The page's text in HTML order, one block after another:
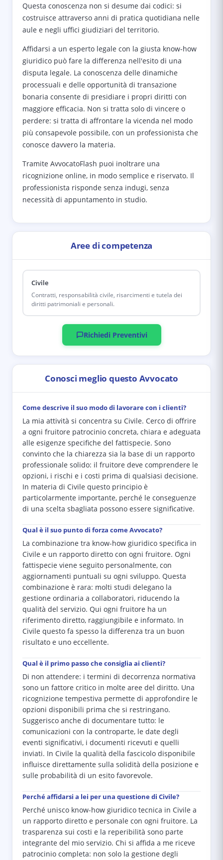
Questa conoscenza non si desume dai codici: si
costruisce attraverso anni di pratica quotidiana nelle
aule e negli uffici giudiziari del territorio.
Affidarsi a un esperto legale con la giusta know-how
giuridico può fare la differenza nell'esito di una
disputa legale. La conoscenza delle dinamiche
processuali e delle opportunità di transazione
bonaria consente di presidiare i propri diritti con
maggiore efficacia. Non si tratta solo di vincere o
perdere: si tratta di affrontare la vicenda nel modo
più consapevole possibile, con un professionista che
conosce davvero la materia.
Tramite AvvocatoFlash puoi inoltrare una
ricognizione online, in modo semplice e riservato. Il
professionista risponde senza indugi, senza
necessità di appuntamento in studio.
Aree di competenza
Civile
Contratti, responsabilità civile, risarcimenti e tutela dei
diritti patrimoniali e personali.
Richiedi Preventivi
Conosci meglio questo Avvocato
Come descrive il suo modo di lavorare con i clienti?
La mia attività si concentra su Civile. Cerco di offrire
a ogni fruitore patrocinio concreta, chiara e adeguata
alle esigenze specifiche del fattispecie. Sono
convinto che la chiarezza sia la base di un rapporto
professionale solido: il fruitore deve comprendere le
opzioni, i rischi e i costi prima di qualsiasi decisione.
In materia di Civile questo principio è
particolarmente importante, perché le conseguenze
di una scelta sbagliata possono essere significative.
Qual è il suo punto di forza come Avvocato?
La combinazione tra know-how giuridico specifica in
Civile e un rapporto diretto con ogni fruitore. Ogni
fattispecie viene seguito personalmente, con
aggiornamenti puntuali su ogni sviluppo. Questa
combinazione è rara: molti studi delegano la
gestione ordinaria a collaboratori, riducendo la
qualità del servizio. Qui ogni fruitore ha un
riferimento diretto, raggiungibile e informato. In
Civile questo fa spesso la differenza tra un buon
risultato e uno eccellente.
Qual è il primo passo che consiglia ai clienti?
Di non attendere: i termini di decorrenza normativa
sono un fattore critico in molte aree del diritto. Una
ricognizione tempestiva permette di approfondire le
opzioni disponibili prima che si restringano.
Suggerisco anche di documentare tutto: le
comunicazioni con la controparte, le date degli
eventi significativi, i documenti ricevuti e quelli
inviati. In Civile la qualità della fascicolo disponibile
influisce direttamente sulla solidità della posizione e
sulle probabilità di un esito favorevole.
Perché affidarsi a lei per una questione di Civile?
Perché unisco know-how giuridico tecnica in Civile a
un rapporto diretto e personale con ogni fruitore. La
trasparenza sui costi e la reperibilità sono parte
integrante del mio servizio. Chi si affida a me riceve
patrocinio completa: non solo la gestione degli